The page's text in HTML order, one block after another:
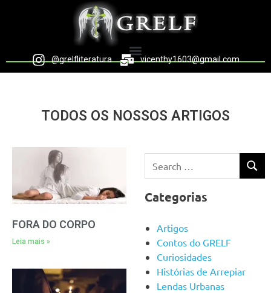
@grelfliteratura vicenthy1603@gmail.com
TODOS OS NOSSOS ARTIGOS
FORA DO CORPO
Leia mais »
Categorias
Artigos
Contos do GRELF
Curiosidades
Histórias de Arrepiar
Lendas Urbanas